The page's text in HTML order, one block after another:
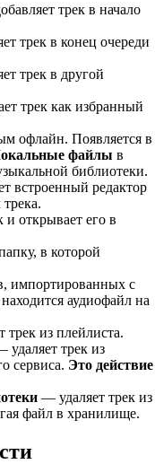
трек в начало
трек в конец очереди
трек в другой
трек как избранный
офлайн. Появляется в
файлы в
библиотеки.
встроенный редактор
открывает его в
в которой
импортированных с
аудиофайл на
трек из плейлиста.
удаляет трек из
сервиса. Это действие
— удаляет трек из
файл в хранилище.